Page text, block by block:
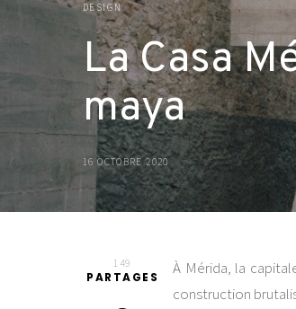
DESIGN
La Casa
maya
16 OCTOBRE 2020
149
PARTAGES À Mérida, la
construction